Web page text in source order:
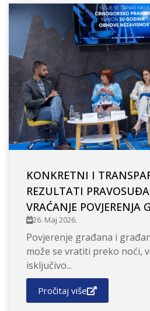
KONKRETNI I
REZULTATI
VRAĆANJE POVJERENJA
26. Maj 2026.
Povjerenje građana i
može se vratiti preko noći,
isključivo...
Pročitaj više